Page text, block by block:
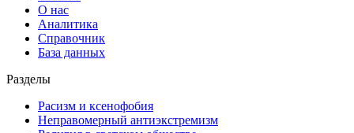
О нас
Аналитика
Справочник
База данных
Разделы
Расизм и ксенофобия
Неправомерный антиэкстремизм